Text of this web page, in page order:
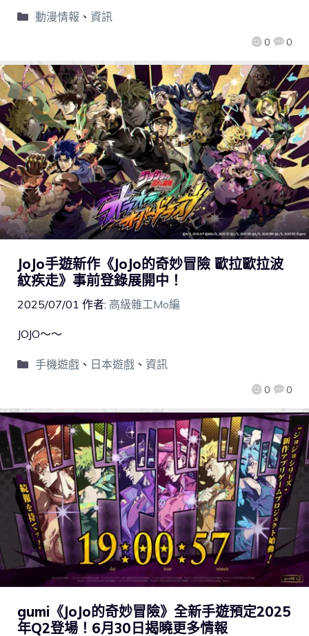
0 0
動漫情報 、 資訊
JoJo手遊新作《JoJo的奇妙冒險 歐拉歐拉波
紋疾走》事前登錄展開中！
2025/07/01 作者: 高級雜工Mo編
0 0
JOJO～～
手機遊戲、 日本遊戲、 資訊
gumi《JoJo的奇妙冒險》全新手遊預定2025
年Q2登場！6月30日揭曉更多情報